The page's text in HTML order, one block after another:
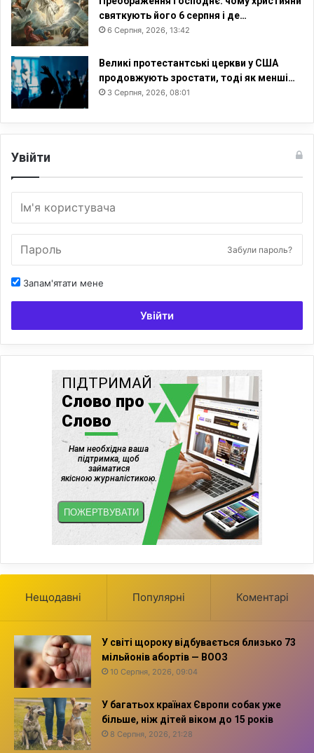
святкують його 6 серпня і де…
6 Серпня, 2026, 13:42
Великі протестантські церкви у США
продовжують зростати, тоді як менші…
3 Серпня, 2026, 08:01
Увійти
Забули пароль?
Запам'ятати мене
Увійти
Нещодавні Популярні Коментарі
У світі щороку відбувається близько 73
мільйонів абортів — ВООЗ
10 Серпня, 2026, 09:04
У багатьох країнах Європи собак уже
більше, ніж дітей віком до 15 років
8 Серпня, 2026, 21:28